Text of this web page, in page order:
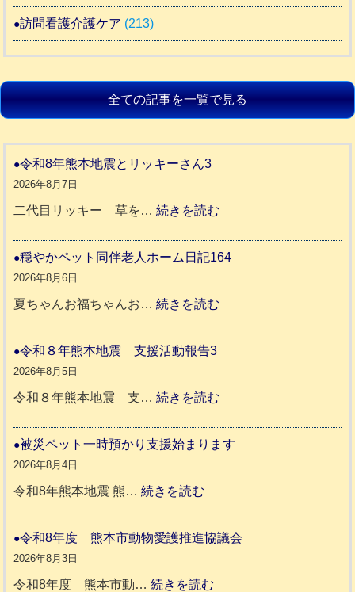
訪問看護介護ケア (213)
全ての記事を一覧で見る
令和8年熊本地震とリッキーさん3
2026年8月7日
二代目リッキー 草を…続きを読む
和
リ
ッ
さ
ん
穏やかペット同伴老人ホーム日記164
2026年8月6日
夏ちゃんお福ちゃんお…続きを読む
ト
人
ホ
令和８年熊本地震 支援活動報告3
2026年8月5日
令和８年熊本地震 支…続きを読む
和
本
被災ペット一時預かり支援始まります
2026年8月4日
令和8年熊本地震 熊…続きを読む
災
ッ
令和8年度 熊本市動物愛護推進協議会
2026年8月3日
令和8年度 熊本市動…続きを読む